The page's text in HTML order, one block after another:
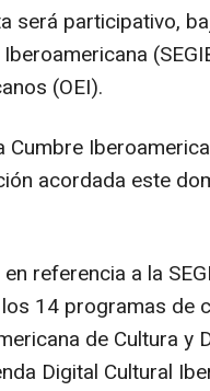
será participativo,
(OEI).
acordada este
referencia a la
14 programas de
de Cultura y
Digital Cultural